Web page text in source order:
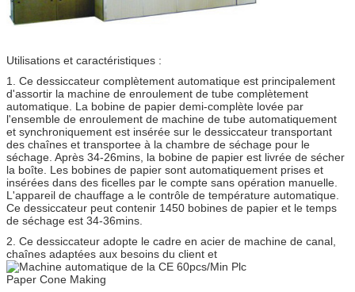
Utilisations et caractéristiques :
1. Ce dessiccateur complètement automatique est principalement
d'assortir la machine de enroulement de tube complètement
automatique. La bobine de papier demi-complète lovée par
l'ensemble de enroulement de machine de tube automatiquement
et synchroniquement est insérée sur le dessiccateur transportant
des chaînes et transportee à la chambre de séchage pour le
séchage. Après 34-26mins, la bobine de papier est livrée de sécher
la boîte. Les bobines de papier sont automatiquement prises et
insérées dans des ficelles par le compte sans opération manuelle.
L'appareil de chauffage a le contrôle de température automatique.
Ce dessiccateur peut contenir 1450 bobines de papier et le temps
de séchage est 34-36mins.
2. Ce dessiccateur adopte le cadre en acier de machine de canal,
chaînes adaptées aux besoins du client et